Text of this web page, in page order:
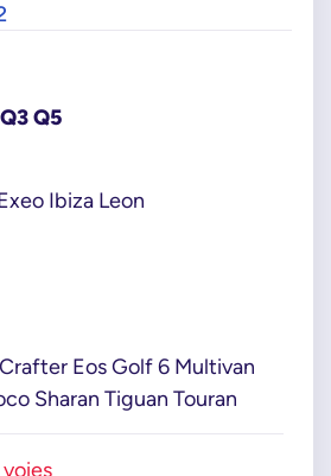
Q5
Ibiza Leon
Eos Golf 6 Multivan
Sharan Tiguan Touran